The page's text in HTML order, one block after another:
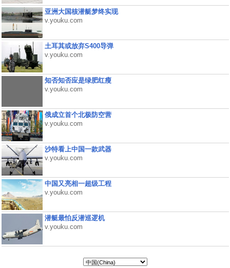
亚洲大国核潜艇梦终实现
v.youku.com
土耳其或放弃S400导弹
v.youku.com
知否知否应是绿肥红瘦
v.youku.com
俄成立首个北极防空营
v.youku.com
沙特看上中国一款武器
v.youku.com
中国又亮相一超级工程
v.youku.com
潜艇最怕反潜巡逻机
v.youku.com